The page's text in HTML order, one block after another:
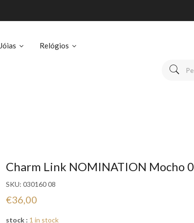
Jóias Relógios
Charm Link NOMINATION Mocho
SKU: 030160 08
€36,00
stock : 1 in stock